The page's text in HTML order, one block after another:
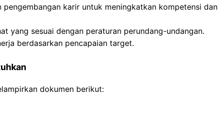
pengembangan karir untuk meningkatkan kompetensi dan
yang sesuai dengan peraturan perundang-undangan.
berdasarkan pencapaian target.
dokumen berikut: